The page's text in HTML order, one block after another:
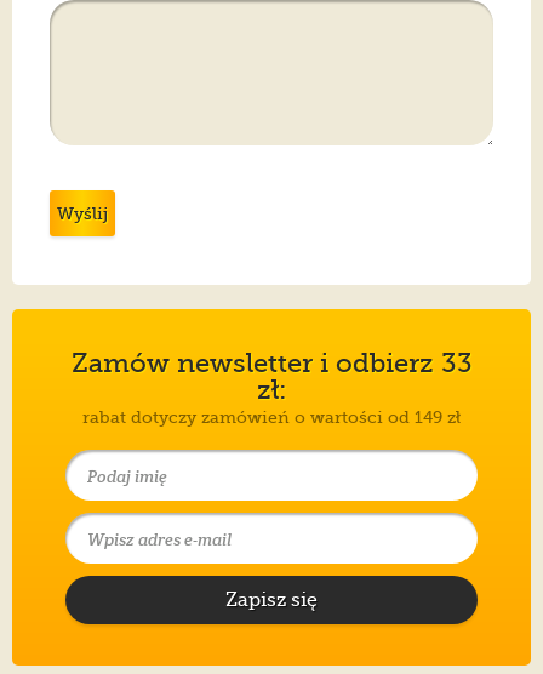
Wyślij
Zamów newsletter i odbierz 33
zł:
rabat dotyczy zamówień o wartości od 149 zł
Zapisz się